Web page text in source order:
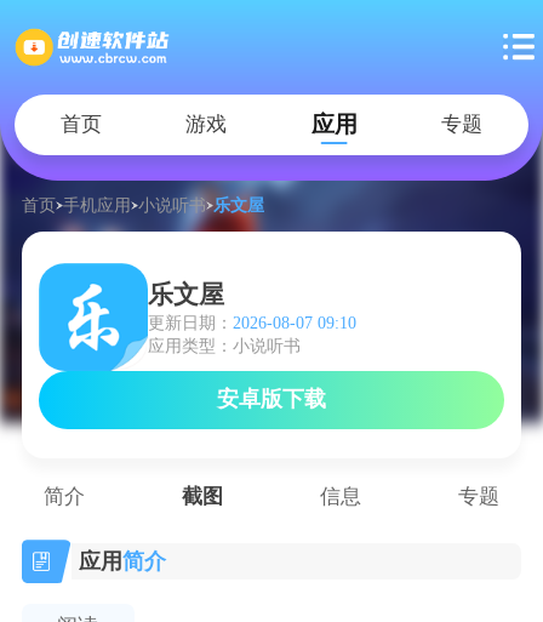
首页 游戏 应用 专题
首页 手机应用 小说听书 乐文屋
乐文屋
更新日期： 2026-08-07 09:10
应用类型：小说听书
安卓版下载
简介 截图 信息 专题
应用简介